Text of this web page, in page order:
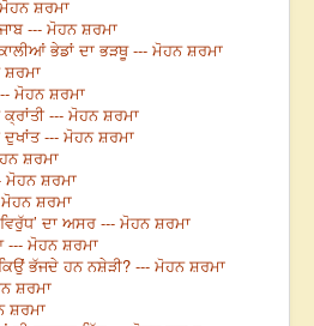
ਸ਼ਰਮਾ
--- ਮੋਹਨ ਸ਼ਰਮਾ
ਭੇਡਾਂ ਦਾ ਭੜਥੂ --- ਮੋਹਨ ਸ਼ਰਮਾ
ਸ਼ਰਮਾ
ਮੋਹਨ ਸ਼ਰਮਾ
--- ਮੋਹਨ ਸ਼ਰਮਾ
ਦੁਖਾਂਤ --- ਮੋਹਨ ਸ਼ਰਮਾ
ਸ਼ਰਮਾ
ਮੋਹਨ ਸ਼ਰਮਾ
ਸ਼ਰਮਾ
ਦਾ ਅਸਰ --- ਮੋਹਨ ਸ਼ਰਮਾ
--- ਮੋਹਨ ਸ਼ਰਮਾ
ਭੱਜਦੇ ਹਨ ਨਸ਼ੇੜੀ? --- ਮੋਹਨ ਸ਼ਰਮਾ
ਸ਼ਰਮਾ
ਸ਼ਰਮਾ